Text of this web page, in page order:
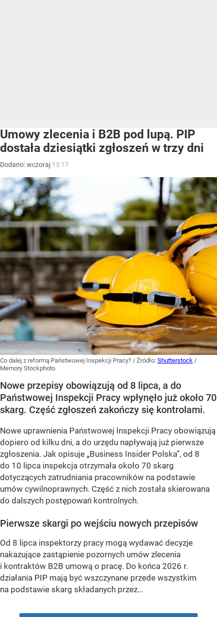
Umowy zlecenia i B2B pod lupą. PIP
dostała dziesiątki zgłoszeń w trzy dni
Dodano:wczoraj 13:17
Co dalej z reformą Państwowej Inspekcji Pracy? / Źródło: Shutterstock /
Memory Stockphoto
Nowe przepisy obowiązują od 8 lipca, a do
Państwowej Inspekcji Pracy wpłynęło już około 70
skarg. Część zgłoszeń zakończy się kontrolami.
Nowe uprawnienia Państwowej Inspekcji Pracy obowiązują
dopiero od kilku dni, a do urzędu napływają już pierwsze
zgłoszenia. Jak opisuje „Business Insider Polska”, od 8
do 10 lipca inspekcja otrzymała około 70 skarg
dotyczących zatrudniania pracowników na podstawie
umów cywilnoprawnych. Część z nich została skierowana
do dalszych postępowań kontrolnych.
Pierwsze skargi po wejściu nowych przepisów
Od 8 lipca inspektorzy pracy mogą wydawać decyzje
nakazujące zastąpienie pozornych umów zlecenia
i kontraktów B2B umową o pracę. Do końca 2026 r.
działania PIP mają być wszczynane przede wszystkim
na podstawie skarg składanych przez...